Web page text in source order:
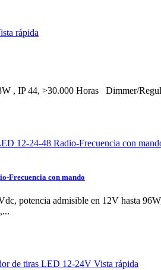
rápida
, IP 44, >30.000 Horas
Dimmer/
Frecuencia con mando
potencia admisible en 12V hasta
Vista rápida